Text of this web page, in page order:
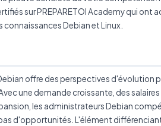
sur PREPARETOI Academy qui ont
connaissances Debian et Linux.
offre des perspectives d'évolution
une demande croissante, des
les administrateurs Debian
d'opportunités. L'élément